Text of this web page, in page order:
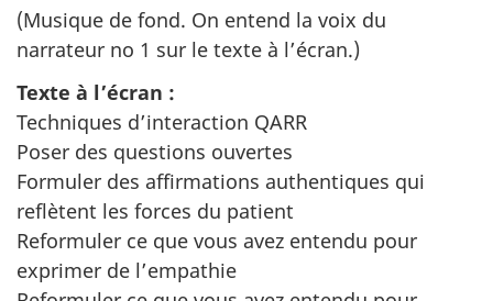
(Musique de fond. On entend la voix du
narrateur no 1 sur le texte à l’écran.)
Texte à l’écran :
Techniques d’interaction QARR
Poser des questions ouvertes
Formuler des affirmations authentiques qui
reflètent les forces du patient
Reformuler ce que vous avez entendu pour
exprimer de l’empathie